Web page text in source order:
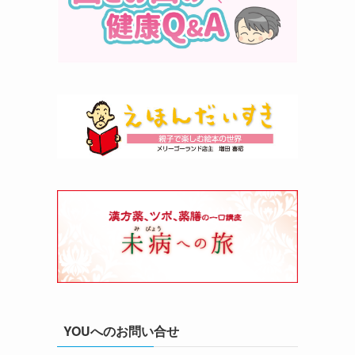
YOUへのお問い合せ